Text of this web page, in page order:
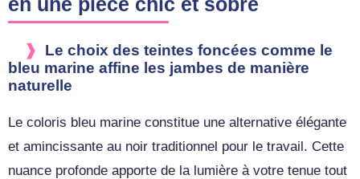
Le choix des teintes foncées comme le
bleu marine affine les jambes de manière
naturelle
Le coloris bleu marine constitue une alternative élégante
et amincissante au noir traditionnel pour le travail. Cette
nuance profonde apporte de la lumière à votre tenue tout